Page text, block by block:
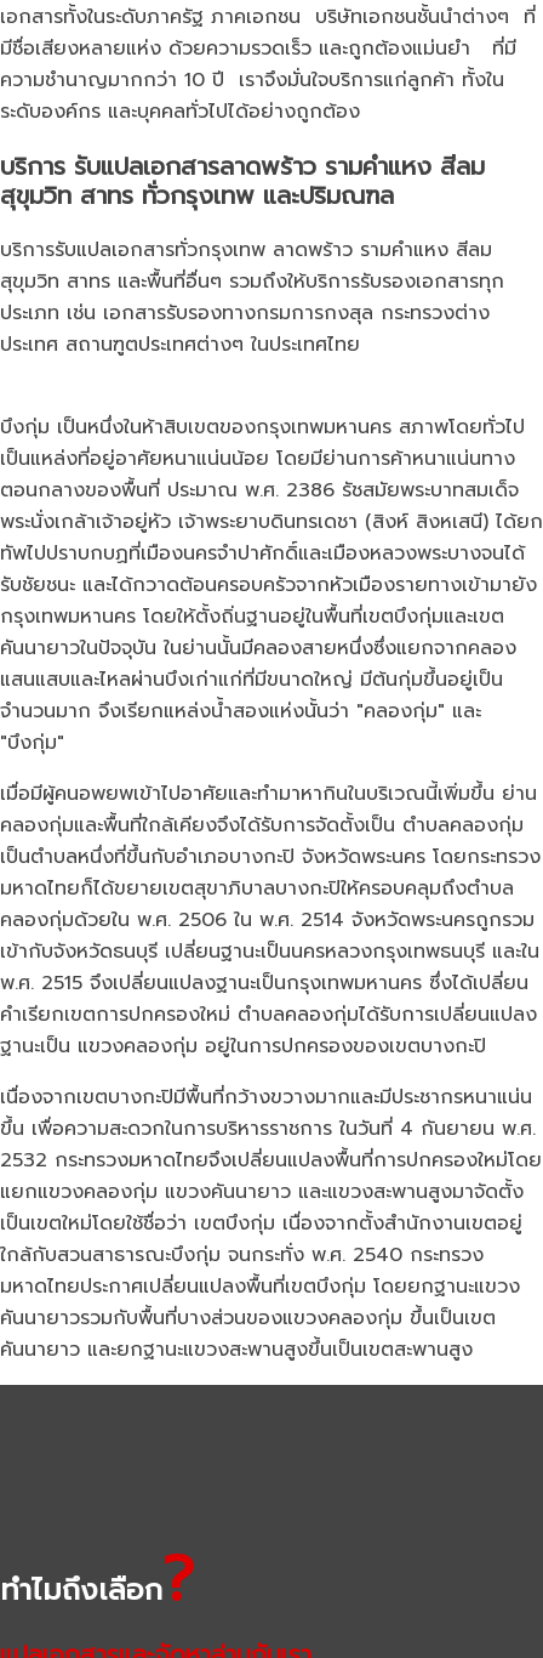
เอกสารทั้งในระดับภาครัฐ ภาคเอกชน บริษัทเอกชนชั้นนำต่างๆ ที่
มีชื่อเสียงหลายแห่ง ด้วยความรวดเร็ว และถูกต้องแม่นยำ ที่มี
ความชำนาญมากกว่า 10 ปี เราจึงมั่นใจบริการแก่ลูกค้า ทั้งใน
ระดับองค์กร และบุคคลทั่วไปได้อย่างถูกต้อง
บริการ รับแปลเอกสารลาดพร้าว รามคำแหง สีลม
สุขุมวิท สาทร ทั่วกรุงเทพ และปริมณฑล
บริการรับแปลเอกสารทั่วกรุงเทพ ลาดพร้าว รามคำแหง สีลม
สุขุมวิท สาทร และพื้นที่อื่นๆ รวมถึงให้บริการรับรองเอกสารทุก
ประเภท เช่น เอกสารรับรองทางกรมการกงสุล กระทรวงต่าง
ประเทศ สถานฑูตประเทศต่างๆ ในประเทศไทย
บึงกุ่ม เป็นหนึ่งในห้าสิบเขตของกรุงเทพมหานคร สภาพโดยทั่วไป
เป็นแหล่งที่อยู่อาศัยหนาแน่นน้อย โดยมีย่านการค้าหนาแน่นทาง
ตอนกลางของพื้นที่ ประมาณ พ.ศ. 2386 รัชสมัยพระบาทสมเด็จ
พระนั่งเกล้าเจ้าอยู่หัว เจ้าพระยาบดินทรเดชา (สิงห์ สิงหเสนี) ได้ยก
ทัพไปปราบกบฏที่เมืองนครจำปาศักดิ์และเมืองหลวงพระบางจนได้
รับชัยชนะ และได้กวาดต้อนครอบครัวจากหัวเมืองรายทางเข้ามายัง
กรุงเทพมหานคร โดยให้ตั้งถิ่นฐานอยู่ในพื้นที่เขตบึงกุ่มและเขต
คันนายาวในปัจจุบัน ในย่านนั้นมีคลองสายหนึ่งซึ่งแยกจากคลอง
แสนแสบและไหลผ่านบึงเก่าแก่ที่มีขนาดใหญ่ มีต้นกุ่มขึ้นอยู่เป็น
จำนวนมาก จึงเรียกแหล่งน้ำสองแห่งนั้นว่า "คลองกุ่ม" และ
"บึงกุ่ม"
เมื่อมีผู้คนอพยพเข้าไปอาศัยและทำมาหากินในบริเวณนี้เพิ่มขึ้น ย่าน
คลองกุ่มและพื้นที่ใกล้เคียงจึงได้รับการจัดตั้งเป็น ตำบลคลองกุ่ม
เป็นตำบลหนึ่งที่ขึ้นกับอำเภอบางกะปิ จังหวัดพระนคร โดยกระทรวง
มหาดไทยก็ได้ขยายเขตสุขาภิบาลบางกะปิให้ครอบคลุมถึงตำบล
คลองกุ่มด้วยใน พ.ศ. 2506 ใน พ.ศ. 2514 จังหวัดพระนครถูกรวม
เข้ากับจังหวัดธนบุรี เปลี่ยนฐานะเป็นนครหลวงกรุงเทพธนบุรี และใน
พ.ศ. 2515 จึงเปลี่ยนแปลงฐานะเป็นกรุงเทพมหานคร ซึ่งได้เปลี่ยน
คำเรียกเขตการปกครองใหม่ ตำบลคลองกุ่มได้รับการเปลี่ยนแปลง
ฐานะเป็น แขวงคลองกุ่ม อยู่ในการปกครองของเขตบางกะปิ
เนื่องจากเขตบางกะปิมีพื้นที่กว้างขวางมากและมีประชากรหนาแน่น
ขึ้น เพื่อความสะดวกในการบริหารราชการ ในวันที่ 4 กันยายน พ.ศ.
2532 กระทรวงมหาดไทยจึงเปลี่ยนแปลงพื้นที่การปกครองใหม่โดย
แยกแขวงคลองกุ่ม แขวงคันนายาว และแขวงสะพานสูงมาจัดตั้ง
เป็นเขตใหม่โดยใช้ชื่อว่า เขตบึงกุ่ม เนื่องจากตั้งสำนักงานเขตอยู่
ใกล้กับสวนสาธารณะบึงกุ่ม จนกระทั่ง พ.ศ. 2540 กระทรวง
มหาดไทยประกาศเปลี่ยนแปลงพื้นที่เขตบึงกุ่ม โดยยกฐานะแขวง
คันนายาวรวมกับพื้นที่บางส่วนของแขวงคลองกุ่ม ขึ้นเป็นเขต
คันนายาว และยกฐานะแขวงสะพานสูงขึ้นเป็นเขตสะพานสูง
ทำไมถึงเลือก?